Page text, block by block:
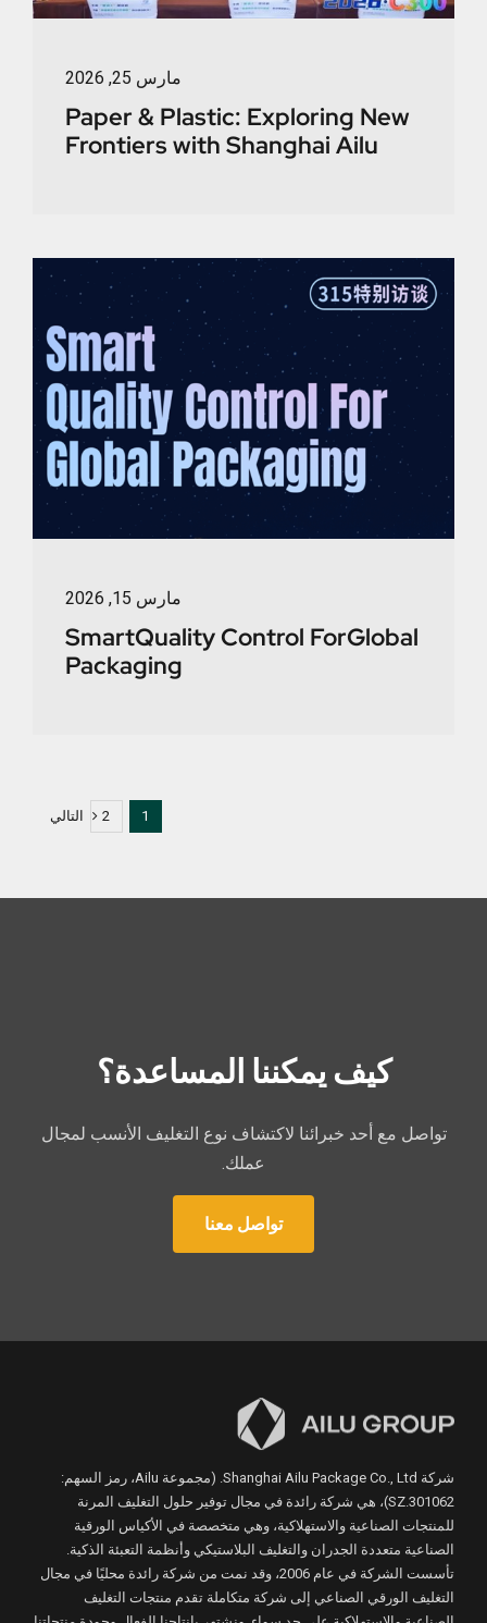
مارس 25, 2026
Paper & Plastic: Exploring New
Frontiers with Shanghai Ailu
مارس 15, 2026
SmartQuality Control ForGlobal
Packaging
1
2 التالي
كيف يمكننا المساعدة؟
تواصل مع أحد خبرائنا لاكتشاف نوع التغليف الأنسب لمجال
عملك.
تواصل معنا
شركة Shanghai Ailu Package Co., Ltd. (مجموعة Ailu، رمز السهم:
301062.SZ)، هي شركة رائدة في مجال توفير حلول التغليف المرنة
للمنتجات الصناعية والاستهلاكية، وهي متخصصة في الأكياس الورقية
الصناعية متعددة الجدران والتغليف البلاستيكي وأنظمة التعبئة الذكية.
تأسست الشركة في عام 2006، وقد نمت من شركة رائدة محليًا في مجال
التغليف الورقي الصناعي إلى شركة متكاملة تقدم منتجات التغليف